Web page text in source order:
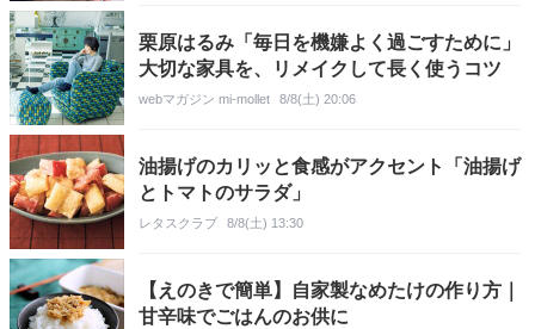
栗原はるみ「毎日を機嫌よく過ごすために」
大切な家具を、リメイクして長く使うコツ
webマガジン mi-mollet 8/8(土) 20:06
油揚げのカリッと食感がアクセント「油揚げ
とトマトのサラダ」
レタスクラブ 8/8(土) 13:30
【えのきで簡単】自家製なめたけの作り方｜
甘辛味でごはんのお供に